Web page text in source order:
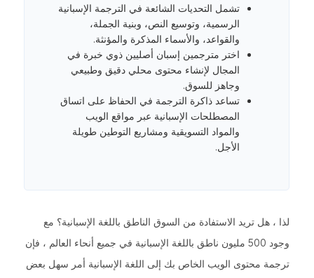
تشمل التحديات الشائعة في الترجمة الإسبانية
الرسمية، وتوسيع النص، وبنية الجملة،
والقواعد، والأسماء المذكرة والمؤنثة.
اختر مترجمين إسبان أصليين ذوي خبرة في
المجال لإنشاء محتوى محلي دقيق وطبيعي
وجاهز للسوق.
تساعد ذاكرة الترجمة في الحفاظ على اتساق
المصطلحات الإسبانية عبر مواقع الويب
والمواد التسويقية ومشاريع التوطين طويلة
الأجل.
لذا ، هل تريد الاستفادة من السوق الناطق باللغة الإسبانية؟ مع
وجود 500 مليون ناطق باللغة الإسبانية في جميع أنحاء العالم ، فإن
ترجمة محتوى الويب الخاص بك إلى اللغة الإسبانية أمر سهل بعض